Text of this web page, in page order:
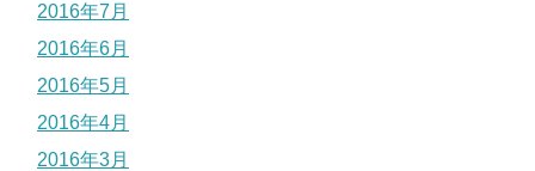
2016年7月
2016年6月
2016年5月
2016年4月
2016年3月